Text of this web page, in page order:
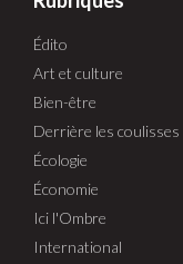
Édito
Art et culture
Bien-être
Derrière les coulisses
Écologie
Économie
Ici l'Ombre
International